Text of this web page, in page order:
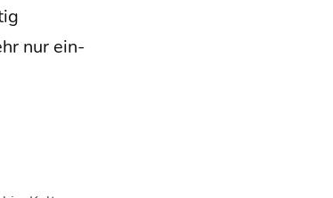
nur ein­